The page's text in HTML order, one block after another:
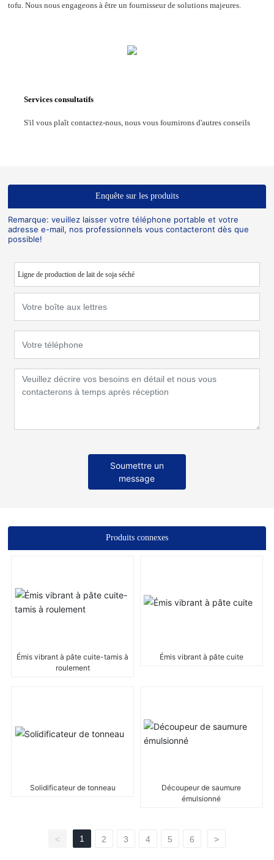
tofu. Nous nous engageons à être un fournisseur de solutions majeures.
Services consultatifs
S'il vous plaît contactez-nous, nous vous fournirons d'autres conseils
Enquête sur les produits
Remarque: veuillez laisser votre téléphone portable et votre
adresse e-mail, nos professionnels vous contacteront dès que
possible!
Ligne de production de lait de soja séché
Soumettre un
message
Produits connexes
Émis vibrant à pâte cuite-tamis à
roulement
Émis vibrant à pâte cuite
Solidificateur de tonneau
Découpeur de saumure
émulsionné
< 1 2 3 4 5 6 >